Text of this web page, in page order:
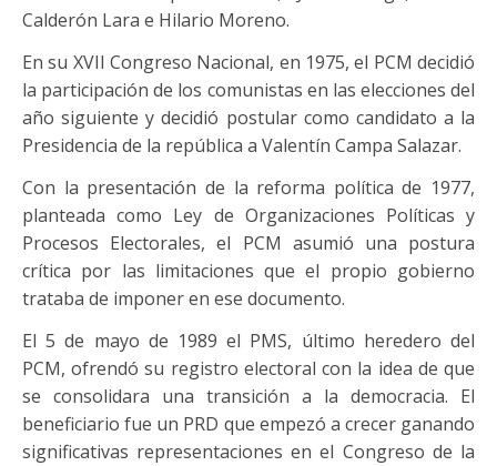
Calderón Lara e Hilario Moreno.
En su XVII Congreso Nacional, en 1975, el PCM decidió
la participación de los comunistas en las elecciones del
año siguiente y decidió postular como candidato a la
Presidencia de la república a Valentín Campa Salazar.
Con la presentación de la reforma política de 1977,
planteada como Ley de Organizaciones Políticas y
Procesos Electorales, el PCM asumió una postura
crítica por las limitaciones que el propio gobierno
trataba de imponer en ese documento.
El 5 de mayo de 1989 el PMS, último heredero del
PCM, ofrendó su registro electoral con la idea de que
se consolidara una transición a la democracia. El
beneficiario fue un PRD que empezó a crecer ganando
significativas representaciones en el Congreso de la